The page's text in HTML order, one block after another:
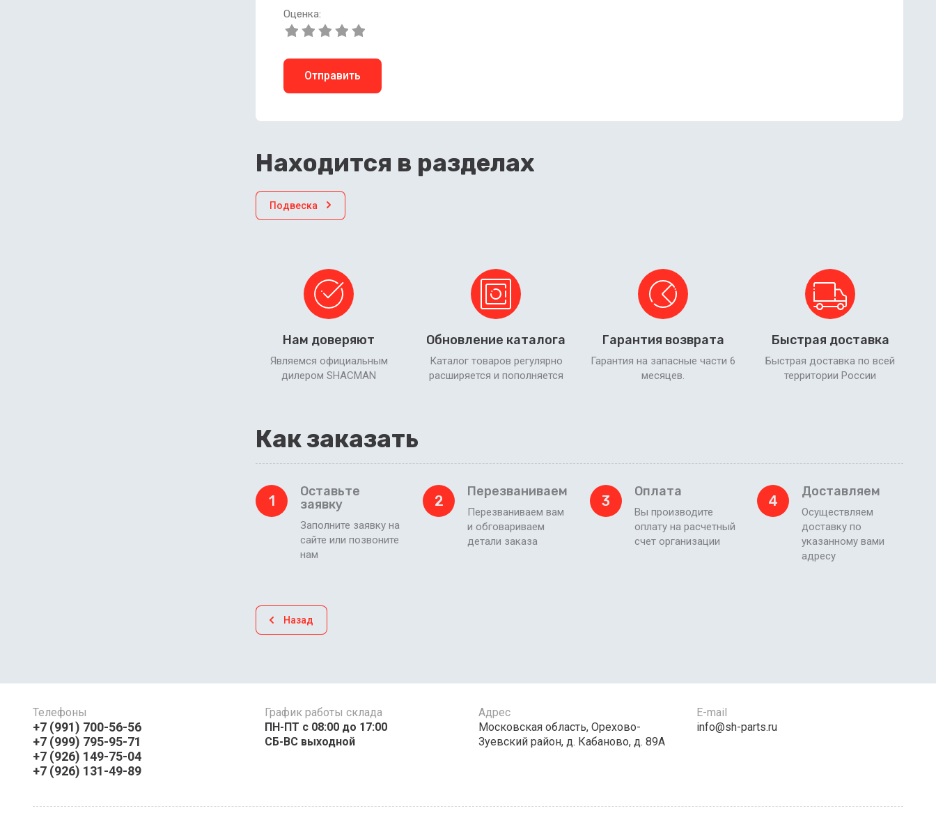
Оценка:
Отправить
Находится в разделах
Подвеска
Нам доверяют
Являемся официальным
дилером SHACMAN
Обновление каталога
Каталог товаров регулярно
расширяется и пополняется
Гарантия возврата
Гарантия на запасные части 6
месяцев.
Быстрая доставка
Быстрая доставка по всей
территории России
Как заказать
1
Оставьте
заявку
Заполните заявку на
сайте или позвоните
нам
2
Перезваниваем
Перезваниваем вам
и обговариваем
детали заказа
3
Оплата
Вы производите
оплату на расчетный
счет организации
4
Доставляем
Осуществляем
доставку по
указанному вами
адресу
Назад
Телефоны
+7 (991) 700-56-56
+7 (999) 795-95-71
+7 (926) 149-75-04
+7 (926) 131-49-89
График работы склада
ПН-ПТ с 08:00 до 17:00 ​​​​​​
СБ-ВС выходной
Адрес
Московская область, Орехово-
Зуевский район, д. Кабаново, д. 89А
E-mail
info@sh-parts.ru